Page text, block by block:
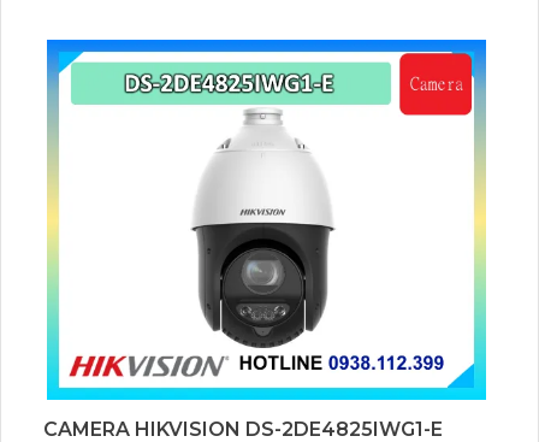
nghệ Self-learning
CAMERA HIKVISION DS-2DE4825IWG1-E